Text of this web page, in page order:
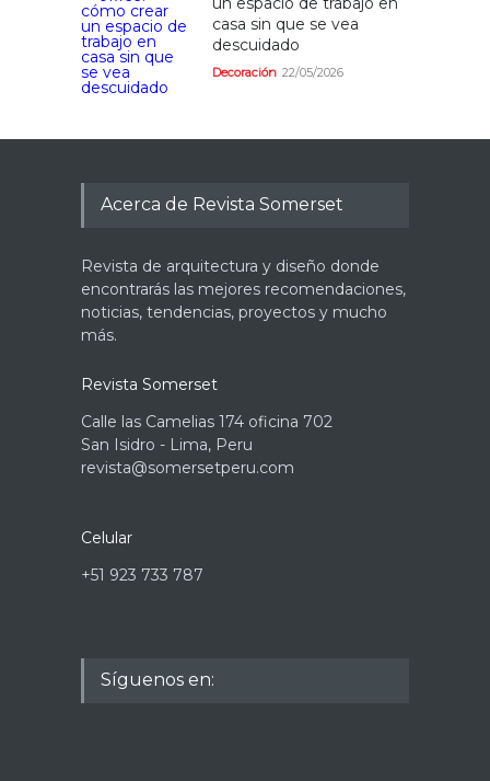
casa sin que se vea
descuidado
Decoración 22/05/2026
Acerca de Revista Somerset
Revista de arquitectura y diseño donde
encontrarás las mejores recomendaciones,
noticias, tendencias, proyectos y mucho
más.
Revista Somerset
Calle las Camelias 174 oficina 702
San Isidro - Lima, Peru
revista@somersetperu.com
Celular
+51 923 733 787
Síguenos en: